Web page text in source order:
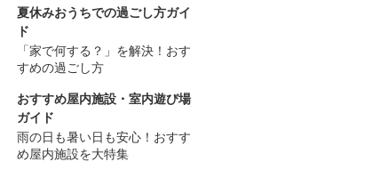
夏休みおうちでの過ごし方ガイ
ド
「家で何する？」を解決！おす
すめの過ごし方
おすすめ屋内施設・室内遊び場
ガイド
雨の日も暑い日も安心！おすす
め屋内施設を大特集